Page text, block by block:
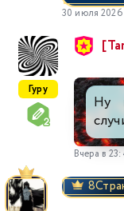
30 июля 2026
Гуру
Ну
Вчера в